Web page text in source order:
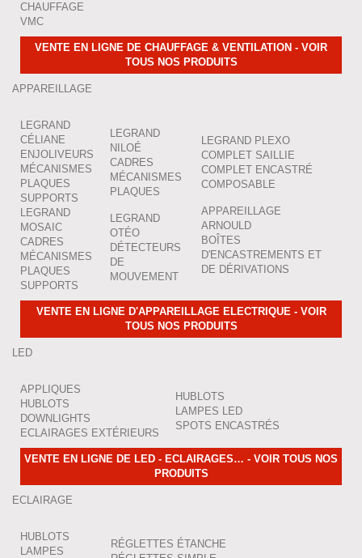
CHAUFFAGE
VMC
VENTE EN LIGNE DE CHAUFFAGE & VENTILATION - VOIR
TOUS NOS PRODUITS
APPAREILLAGE
LEGRAND
CÉLIANE
ENJOLIVEURS
MÉCANISMES
PLAQUES
SUPPORTS
LEGRAND
MOSAIC
CADRES
MÉCANISMES
PLAQUES
SUPPORTS
LEGRAND
NILOÉ
CADRES
MÉCANISMES
PLAQUES
LEGRAND
OTÉO
DÉTECTEURS
DE
MOUVEMENT
LEGRAND PLEXO
COMPLET SAILLIE
COMPLET ENCASTRÉ
COMPOSABLE
APPAREILLAGE
ARNOULD
BOÎTES
D'ENCASTREMENTS ET
DE DÉRIVATIONS
VENTE EN LIGNE D'APPAREILLAGE ELECTRIQUE - VOIR
TOUS NOS PRODUITS
LED
APPLIQUES
HUBLOTS
DOWNLIGHTS
ECLAIRAGES EXTÉRIEURS
HUBLOTS
LAMPES LED
SPOTS ENCASTRÉS
VENTE EN LIGNE DE LED - ECLAIRAGES… - VOIR TOUS NOS
PRODUITS
ECLAIRAGE
HUBLOTS
LAMPES
RÉGLETTES ÉTANCHE